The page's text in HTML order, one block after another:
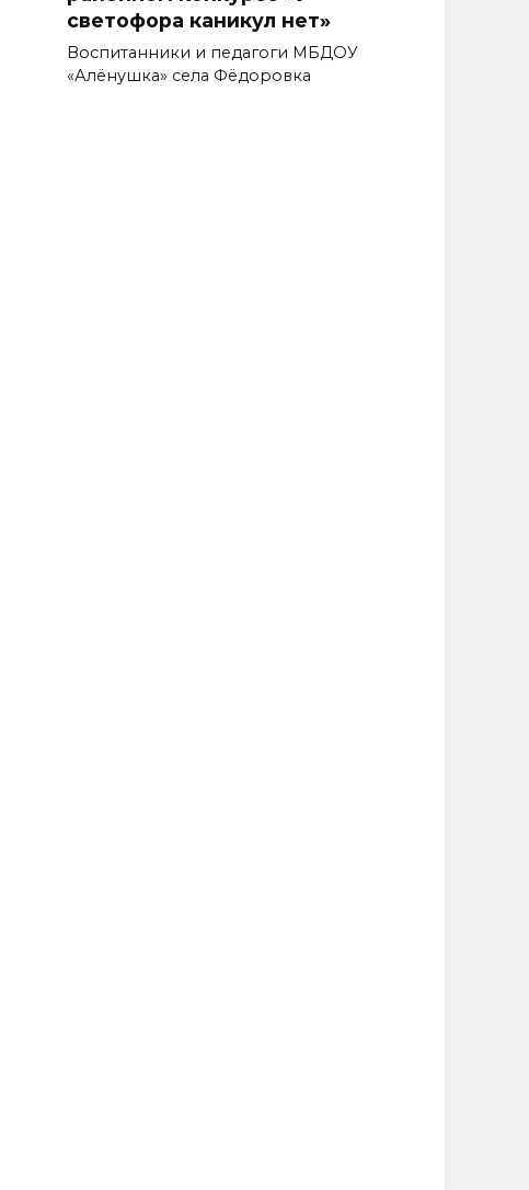
светофора каникул нет»
Воспитанники и педагоги МБДОУ
«Алёнушка» села Фёдоровка